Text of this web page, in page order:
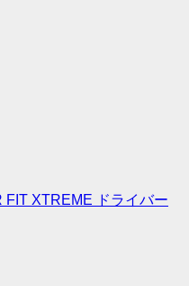
FIT XTREME ドライバー